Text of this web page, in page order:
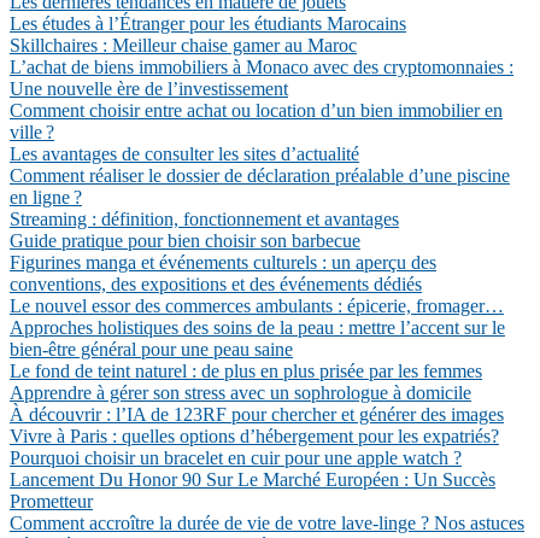
Les études à l’Étranger pour les étudiants Marocains
Skillchaires : Meilleur chaise gamer au Maroc
L’achat de biens immobiliers à Monaco avec des cryptomonnaies :
Une nouvelle ère de l’investissement
Comment choisir entre achat ou location d’un bien immobilier en
ville ?
Les avantages de consulter les sites d’actualité
Comment réaliser le dossier de déclaration préalable d’une piscine
en ligne ?
Streaming : définition, fonctionnement et avantages
Guide pratique pour bien choisir son barbecue
Figurines manga et événements culturels : un aperçu des
conventions, des expositions et des événements dédiés
Le nouvel essor des commerces ambulants : épicerie, fromager…
Approches holistiques des soins de la peau : mettre l’accent sur le
bien-être général pour une peau saine
Le fond de teint naturel : de plus en plus prisée par les femmes
Apprendre à gérer son stress avec un sophrologue à domicile
À découvrir : l’IA de 123RF pour chercher et générer des images
Vivre à Paris : quelles options d’hébergement pour les expatriés?
Pourquoi choisir un bracelet en cuir pour une apple watch ?
Lancement Du Honor 90 Sur Le Marché Européen : Un Succès
Prometteur
Comment accroître la durée de vie de votre lave-linge ? Nos astuces